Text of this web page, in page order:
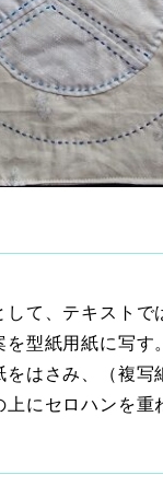
て、テキストで
型紙用紙に写す
をはさみ、（複
上にセロハンを